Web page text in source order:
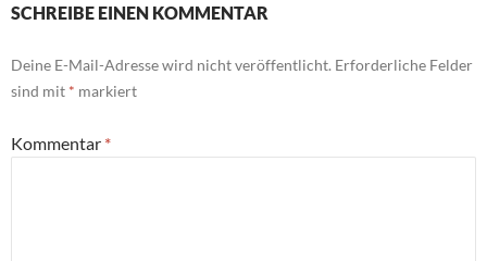
SCHREIBE EINEN KOMMENTAR
Deine E-Mail-Adresse wird nicht veröffentlicht. Erforderliche Felder
sind mit * markiert
Kommentar *